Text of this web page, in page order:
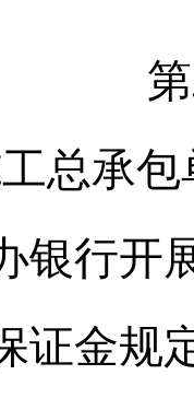
第
总承
银行开
证金规